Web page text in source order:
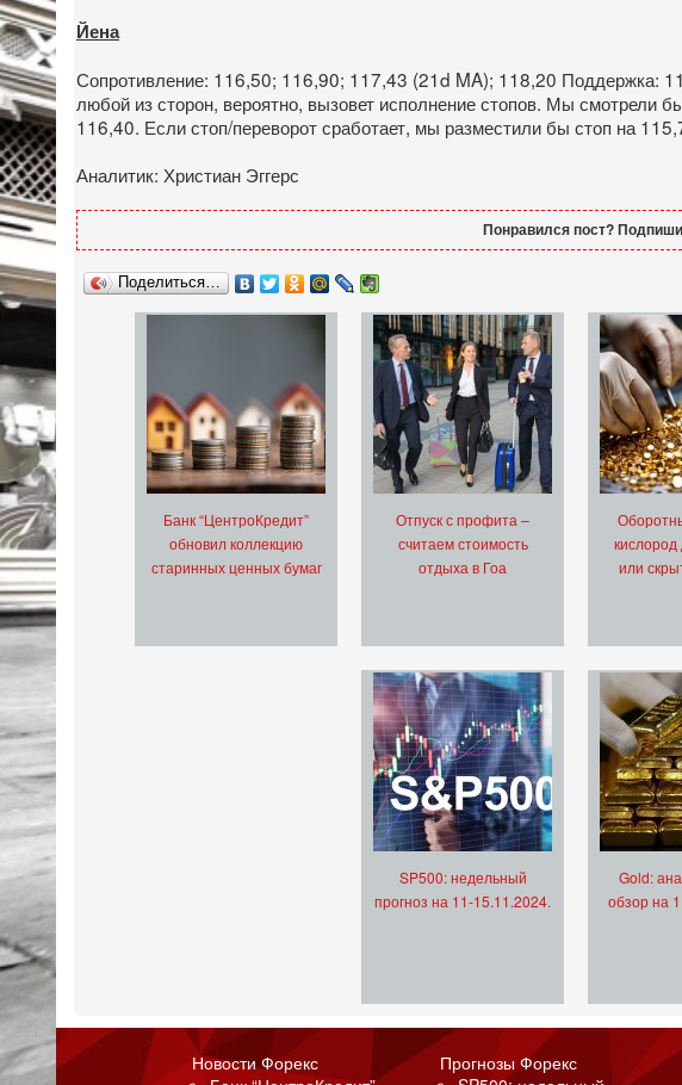
Йена
Сопротивление: 116,50; 116,90; 117,43 (21d MA); 118,20 Поддержка:
любой из сторон, вероятно, вызовет исполнение стопов. Мы смотрели
116,40. Если стоп/переворот сработает, мы разместили бы стоп на
Аналитик: Христиан Эггерс
Понравился пост?
Поделиться…
Банк “ЦентроКредит”
обновил коллекцию
старинных ценных бумаг
Отпуск с профита –
считаем стоимость
отдыха в Гоа
кислород
или
SP500: недельный
прогноз на 11-15.11.2024.
Gold:
обзор на
Новости Форекс
Прогнозы Форекс